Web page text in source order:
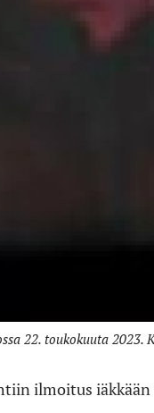
22. toukokuuta 2023.
ilmoitus